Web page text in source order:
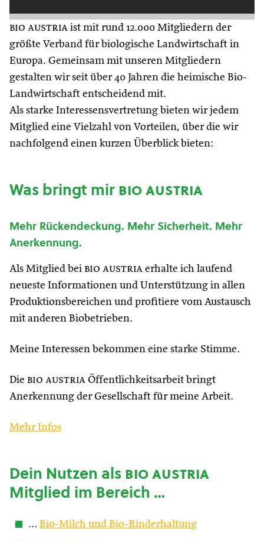
bio austria ist mit rund 12.000 Mitgliedern der
größte Verband für biologische Landwirtschaft in
Europa. Gemeinsam mit unseren Mitgliedern
gestalten wir seit über 40 Jahren die heimische Bio-
Landwirtschaft entscheidend mit.
Als starke Interessensvertretung bieten wir jedem
Mitglied eine Vielzahl von Vorteilen, über die wir
nachfolgend einen kurzen Überblick bieten:
Was bringt mirbio austria
Mehr Rückendeckung. Mehr Sicherheit. Mehr
Anerkennung.
Als Mitglied bei bio austria erhalte ich laufend
neueste Informationen und Unterstützung in allen
Produktionsbereichen und profitiere vom Austausch
mit anderen Biobetrieben.
Meine Interessen bekommen eine starke Stimme.
Die bio austria Öffentlichkeitsarbeit bringt
Anerkennung der Gesellschaft für meine Arbeit.
Mehr Infos
Dein Nutzen alsbio austria
Mitglied im Bereich …
… Bio-Milch und Bio-Rinderhaltung